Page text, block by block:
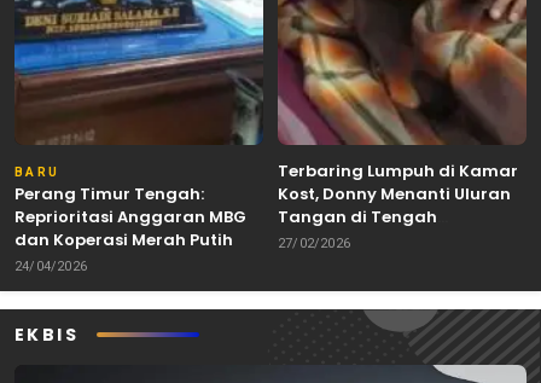
BARU
Perang Timur Tengah:
Reprioritasi Anggaran MBG
dan Koperasi Merah Putih
24/04/2026
Terbaring Lumpuh di Kamar
Kost, Donny Menanti Uluran
Tangan di Tengah
Keterbatasan
27/02/2026
EKBIS